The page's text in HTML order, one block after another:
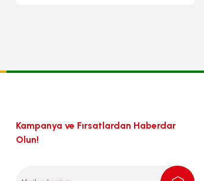
Kampanya ve Fırsatlardan Haberdar
Olun!